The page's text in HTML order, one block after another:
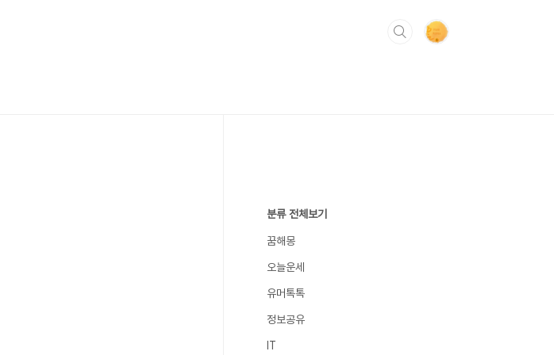
분류 전체보기
꿈해몽
오늘운세
유머톡톡
정보공유
IT